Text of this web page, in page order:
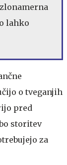
lahko
o tveganjih
pred
storitev
za